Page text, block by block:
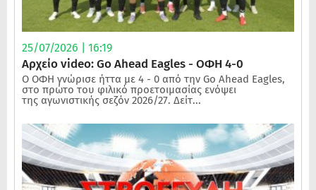
25/07/2026 | 16:19
Αρχείο video: Go Ahead Eagles - ΟΦΗ 4-0
Ο ΟΦΗ γνώρισε ήττα με 4 - 0 από την Go Ahead Eagles,
στο πρώτο του φιλικό προετοιμασίας ενόψει
της αγωνιστικής σεζόν 2026/27. Δείτ...